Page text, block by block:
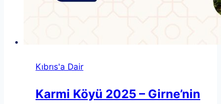
Kıbrıs'a Dair
Karmi Köyü 2025 – Girne’nin